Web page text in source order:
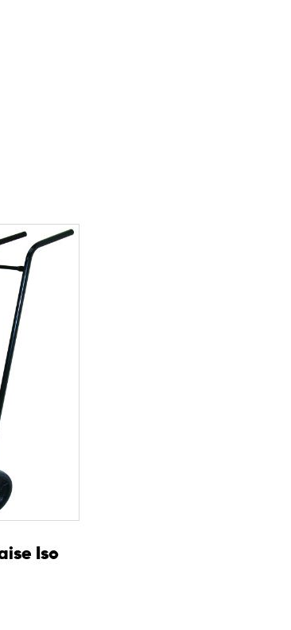
et confortable pour l’équipement des
et modularité.
Iso